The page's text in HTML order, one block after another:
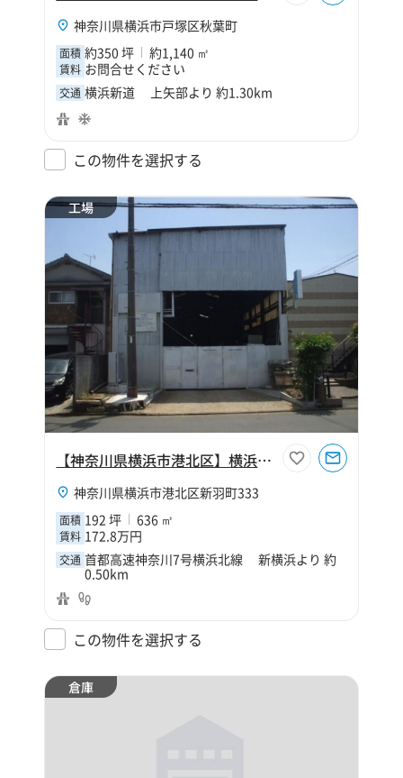
神奈川県横浜市戸塚区秋葉町
面積 約350 坪 約1,140 ㎡
賃料 お問合せください
交通 横浜新道 上矢部より 約1.30km
この物件を選択する
工場
【神奈川県横浜市港北区】横浜市港北区新羽町192坪工場
神奈川県横浜市港北区新羽町333
面積 192 坪 636 ㎡
賃料 172.8万円
交通 首都高速神奈川7号横浜北線 新横浜より 約
0.50km
この物件を選択する
倉庫